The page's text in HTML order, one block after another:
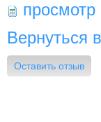
просмотр
Вернуться
Оставить отзыв